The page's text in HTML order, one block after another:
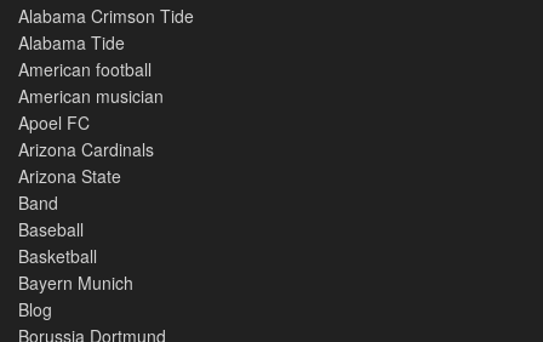
Alabama Crimson Tide
Alabama Tide
American football
American musician
Apoel FC
Arizona Cardinals
Arizona State
Band
Baseball
Basketball
Bayern Munich
Blog
Borussia Dortmund